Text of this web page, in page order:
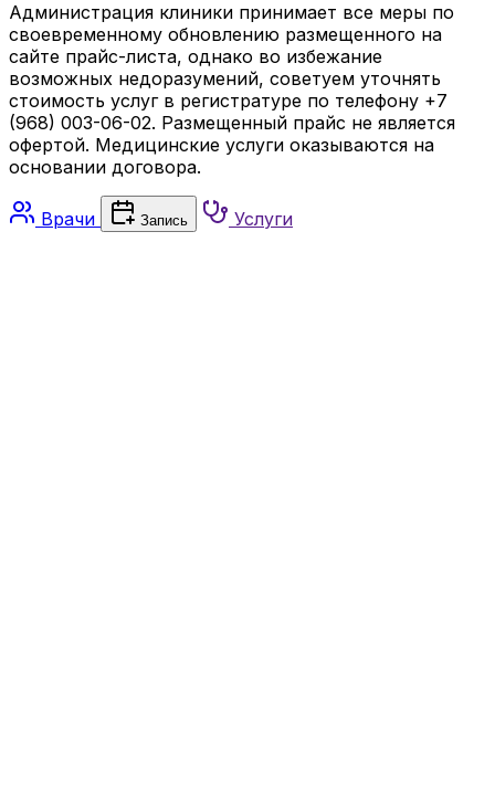
Администрация клиники принимает все меры по
своевременному обновлению размещенного на
сайте прайс-листа, однако во избежание
возможных недоразумений, советуем уточнять
стоимость услуг в регистратуре по телефону +7
(968) 003-06-02. Размещенный прайс не является
офертой. Медицинские услуги оказываются на
основании договора.
Врачи Запись Услуги